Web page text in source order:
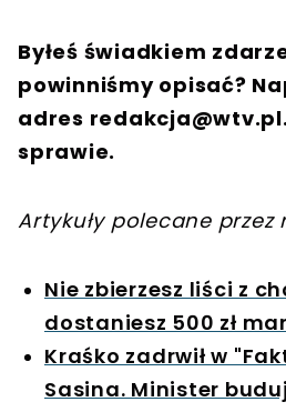
Byłeś świadkiem
powinniśmy opisać?
adres redakcja@wtv.pl
sprawie.
Artykuły polecane przez
Nie zbierzesz liści z
dostaniesz 500 zł
Kraśko zadrwił w
Sasina. Minister